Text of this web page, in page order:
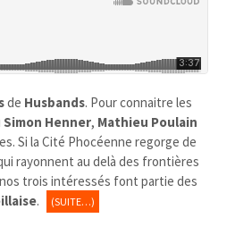
de Husbands. Pour connaitre les
Simon Henner, Mathieu Poulain
Si la Cité Phocéenne regorge de
rayonnent au delà des frontières
trois intéressés font partie des
. (SUITE…)